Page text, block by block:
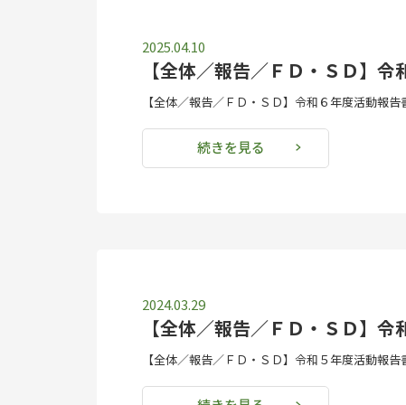
2025.04.10
【全体／報告／ＦＤ・ＳＤ】
【全体／報告／ＦＤ・ＳＤ】令和６年度活動報
続きを見る
2024.03.29
【全体／報告／ＦＤ・ＳＤ】
【全体／報告／ＦＤ・ＳＤ】令和５年度活動報